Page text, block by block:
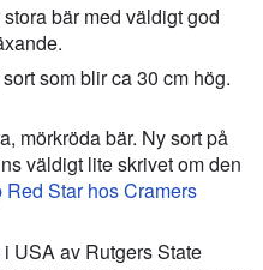
bär med väldigt god
som blir ca 30 cm hög.
mörkröda bär. Ny sort på
väldigt lite skrivet om den
Red Star hos Cramers
USA av Rutgers State